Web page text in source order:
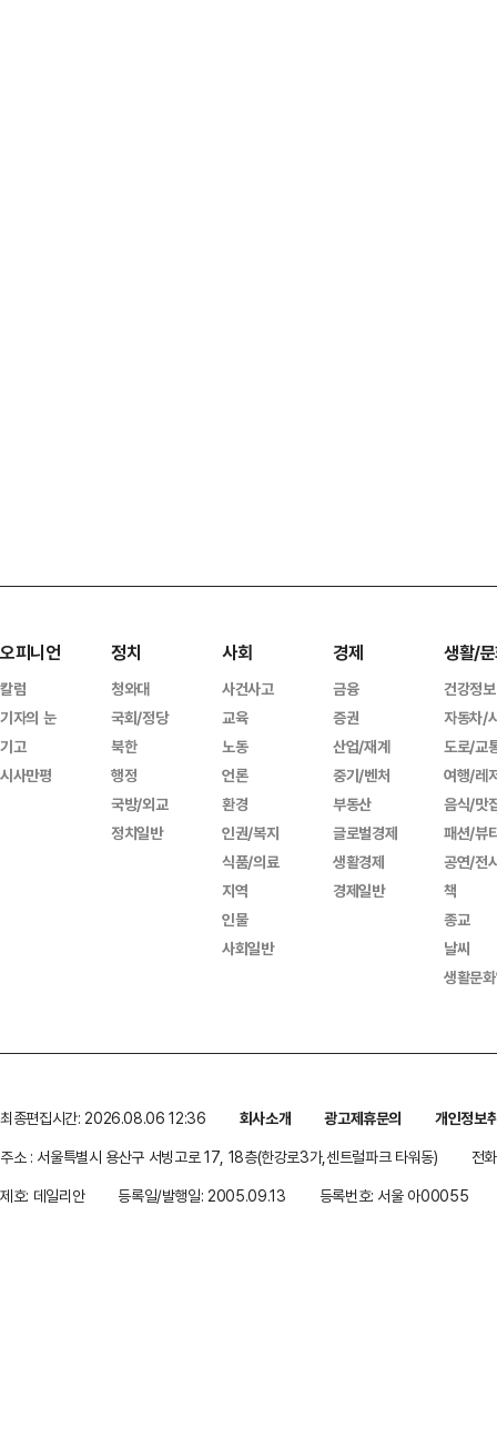
오피니언
칼럼
기자의 눈
기고
시사만평
정치
청와대
국회/정당
북한
행정
국방/외교
정치일반
사회
사건사고
교육
노동
언론
환경
인권/복지
식품/의료
지역
인물
사회일반
경제
금융
증권
산업/재계
중기/벤처
부동산
글로벌경제
생활경제
경제일반
생활/
건강정보
자동차/
도로/교
여행/레
음식/맛
패션/뷰
공연/전
책
종교
날씨
생활문
최종편집시간: 2026.08.06 12:36 회사소개 광고제휴문의
개인정보
주소 : 서울특별시 용산구 서빙고로 17, 18층(한강로3가,센트럴파크 타워동)
전
제호: 데일리안
등록일/발행일: 2005.09.13 등록번호: 서울 아00055